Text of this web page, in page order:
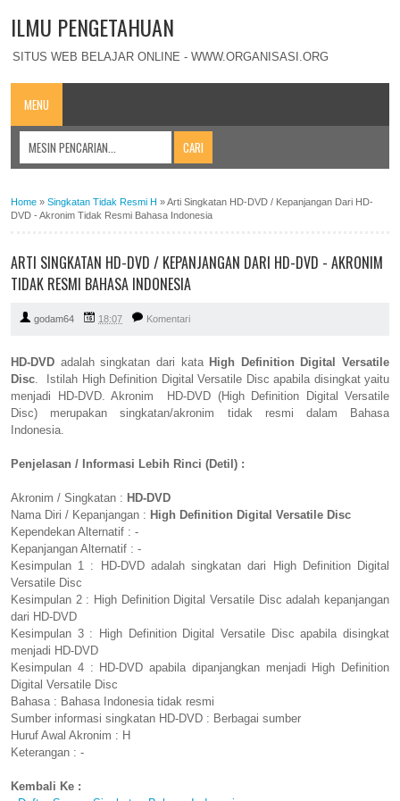
ILMU PENGETAHUAN
SITUS WEB BELAJAR ONLINE - WWW.ORGANISASI.ORG
MENU
Home » Singkatan Tidak Resmi H »Arti Singkatan HD-DVD / Kepanjangan Dari HD-
DVD - Akronim Tidak Resmi Bahasa Indonesia
ARTI SINGKATAN HD-DVD / KEPANJANGAN DARI HD-DVD - AKRONIM
TIDAK RESMI BAHASA INDONESIA
godam64 18:07 Komentari
HD-DVD adalah singkatan dari kata High Definition Digital Versatile
Disc. Istilah High Definition Digital Versatile Disc apabila disingkat yaitu
menjadi HD-DVD. Akronim HD-DVD (High Definition Digital Versatile
Disc) merupakan singkatan/akronim tidak resmi dalam Bahasa
Indonesia.
Penjelasan / Informasi Lebih Rinci (Detil) :
Akronim / Singkatan : HD-DVD
Nama Diri / Kepanjangan : High Definition Digital Versatile Disc
Kependekan Alternatif : -
Kepanjangan Alternatif : -
Kesimpulan 1 : HD-DVD adalah singkatan dari High Definition Digital
Versatile Disc
Kesimpulan 2 : High Definition Digital Versatile Disc adalah kepanjangan
dari HD-DVD
Kesimpulan 3 : High Definition Digital Versatile Disc apabila disingkat
menjadi HD-DVD
Kesimpulan 4 : HD-DVD apabila dipanjangkan menjadi High Definition
Digital Versatile Disc
Bahasa : Bahasa Indonesia tidak resmi
Sumber informasi singkatan HD-DVD : Berbagai sumber
Huruf Awal Akronim : H
Keterangan : -
Kembali Ke :